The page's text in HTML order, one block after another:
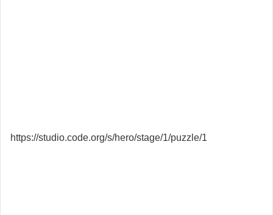
https://studio.code.org/s/hero/stage/1/puzzle/1